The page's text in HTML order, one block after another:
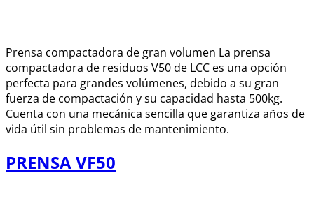
Prensa compactadora de gran volumen La prensa
compactadora de residuos V50 de LCC es una opción
perfecta para grandes volúmenes, debido a su gran
fuerza de compactación y su capacidad hasta 500kg.
Cuenta con una mecánica sencilla que garantiza años de
vida útil sin problemas de mantenimiento.
PRENSA VF50